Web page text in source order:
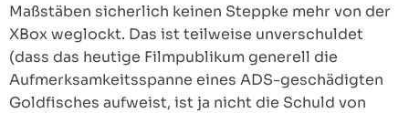
Maßstäben sicherlich keinen Steppke mehr von der
XBox weglockt. Das ist teilweise unverschuldet
(dass das heutige Filmpublikum generell die
Aufmerksamkeitsspanne eines ADS-geschädigten
Goldfisches aufweist, ist ja nicht die Schuld von